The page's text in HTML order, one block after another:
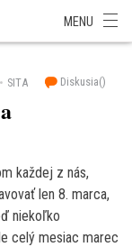
MENU
SITA Diskusia()
každej z nás,
len 8. marca,
niekoľko
celý mesiac marec